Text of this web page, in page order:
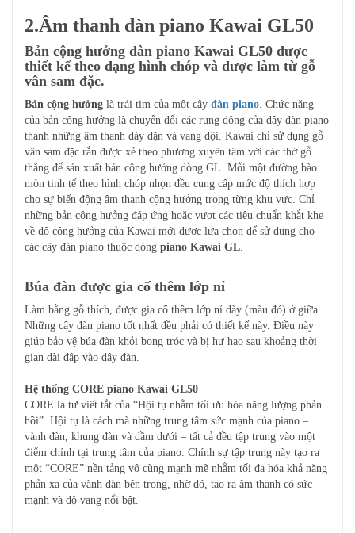
2.Âm thanh đàn piano Kawai GL50
Bản cộng hưởng đàn piano Kawai GL50 được
thiết kế theo dạng hình chóp và được làm từ gỗ
vân sam đặc.
Bản cộng hưởng là trái tim của một cây đàn piano. Chức năng
của bản cộng hưởng là chuyển đổi các rung động của dây đàn piano
thành những âm thanh dày dặn và vang dội. Kawai chỉ sử dụng gỗ
vân sam đặc rắn được xẻ theo phương xuyên tâm với các thớ gỗ
thẳng để sản xuất bản cộng hưởng dòng GL. Mỗi một đường bào
mòn tinh tế theo hình chóp nhọn đều cung cấp mức độ thích hợp
cho sự biến động âm thanh cộng hưởng trong từng khu vực. Chỉ
những bản cộng hưởng đáp ứng hoặc vượt các tiêu chuẩn khắt khe
về độ cộng hưởng của Kawai mới được lựa chọn để sử dụng cho
các cây đàn piano thuộc dòng piano Kawai GL.
Búa đàn được gia cố thêm lớp nỉ
Làm bằng gỗ thích, được gia cố thêm lớp nỉ dày (màu đỏ) ở giữa.
Những cây đàn piano tốt nhất đều phải có thiết kế này. Điều này
giúp bảo vệ búa đàn khỏi bong tróc và bị hư hao sau khoảng thời
gian dài đập vào dây đàn.
Hệ thống CORE piano Kawai GL50
CORE là từ viết tắt của “Hội tụ nhằm tối ưu hóa năng lượng phản
hồi”. Hội tụ là cách mà những trung tâm sức mạnh của piano –
vành đàn, khung đàn và dầm dưới – tất cả đều tập trung vào một
điểm chính tại trung tâm của piano. Chính sự tập trung này tạo ra
một “CORE” nền tảng vô cùng mạnh mẽ nhằm tối đa hóa khả năng
phản xạ của vành đàn bên trong, nhờ đó, tạo ra âm thanh có sức
mạnh và độ vang nổi bật.